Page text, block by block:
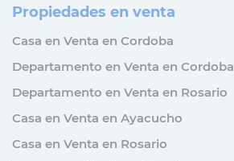
Propiedades en venta
Casa en Venta en Cordoba
Departamento en Venta en Cordoba
Departamento en Venta en Rosario
Casa en Venta en Ayacucho
Casa en Venta en Rosario